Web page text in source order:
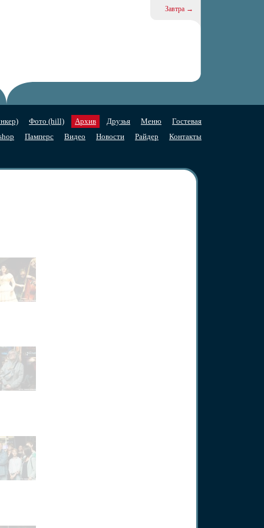
Завтра →
Фото (hill) Архив Друзья Меню
Гостевая
Памперс Видео Новости Райдер Контакты